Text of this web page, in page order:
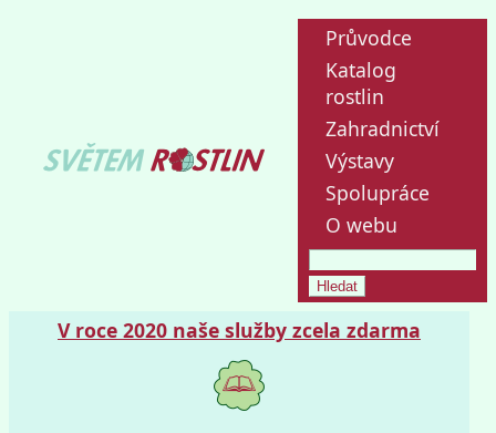
Průvodce
Katalog
rostlin
Zahradnictví
Výstavy
Spolupráce
O webu
V roce 2020 naše služby zcela zdarma